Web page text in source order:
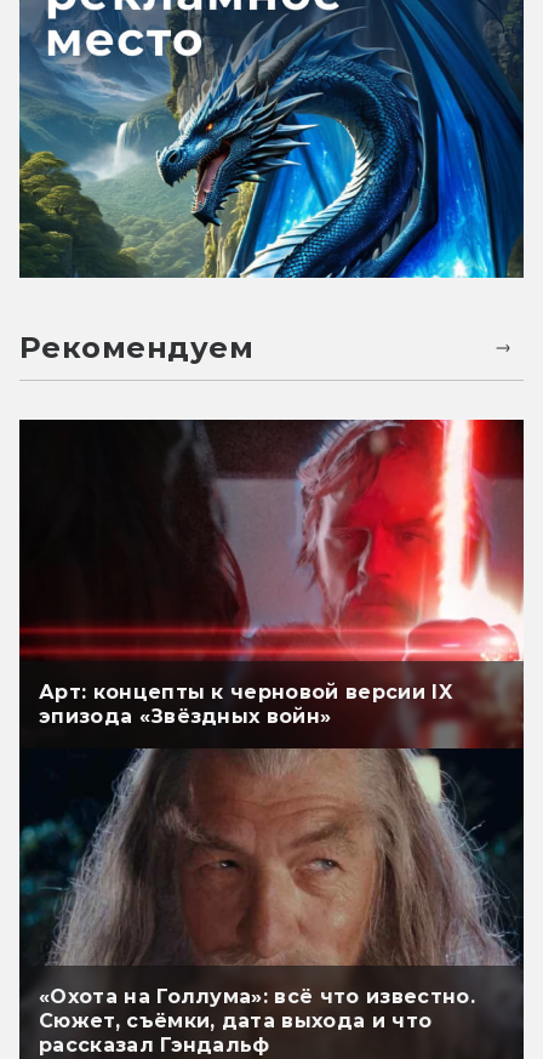
Рекомендуем
Арт: концепты к черновой версии IX
эпизода «Звёздных войн»
«Охота на Голлума»: всё что известно.
Сюжет, съёмки, дата выхода и что
рассказал Гэндальф